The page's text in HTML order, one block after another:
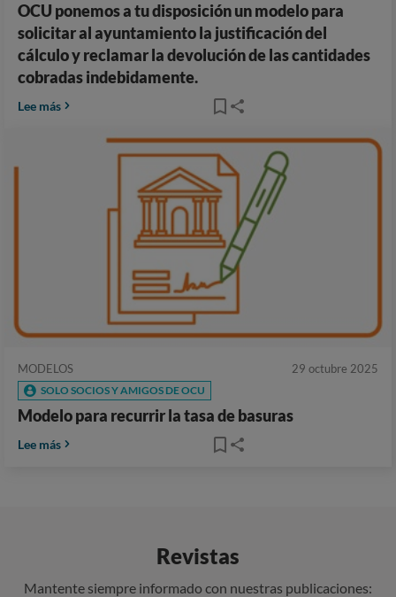
OCU ponemos a tu disposición un modelo para
solicitar al ayuntamiento la justificación del
cálculo y reclamar la devolución de las cantidades
cobradas indebidamente.
Lee más
MODELOS 29 octubre 2025
SOLO SOCIOS Y AMIGOS DE OCU
Modelo para recurrir la tasa de basuras
Lee más
Revistas
Mantente siempre informado con nuestras publicaciones: